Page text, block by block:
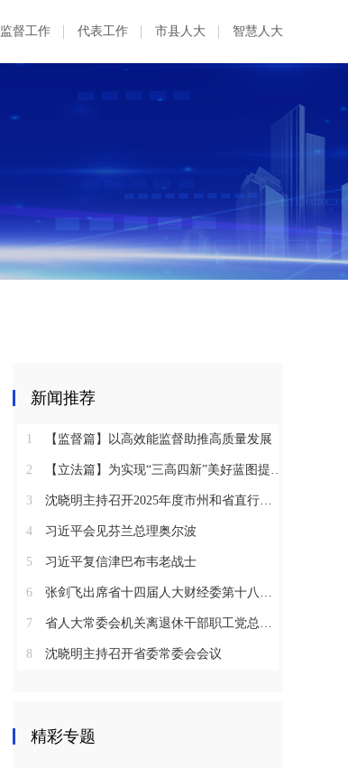
监督工作 代表工作 市县人大 智慧人大
新闻推荐
1 【监督篇】以高效能监督助推高质量发展
2 【立法篇】为实现“三高四新”美好蓝图提供坚实法治保障
3 沈晓明主持召开2025年度市州和省直行业系统党（工）委书记抓基层党建工作述职评议会议
4 习近平会见芬兰总理奥尔波
5 习近平复信津巴布韦老战士
6 张剑飞出席省十四届人大财经委第十八次全体会议
7 省人大常委会机关离退休干部职工党总支召开2025年度总结表彰大会
8 沈晓明主持召开省委常委会会议
精彩专题